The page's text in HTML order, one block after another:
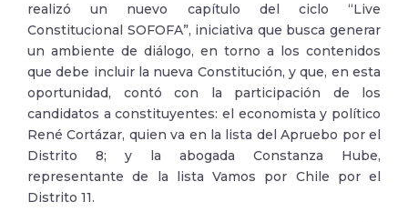
realizó un nuevo capítulo del ciclo “Live
Constitucional SOFOFA”, iniciativa que busca generar
un ambiente de diálogo, en torno a los contenidos
que debe incluir la nueva Constitución, y que, en esta
oportunidad, contó con la participación de los
candidatos a constituyentes: el economista y político
René Cortázar, quien va en la lista del Apruebo por el
Distrito 8; y la abogada Constanza Hube,
representante de la lista Vamos por Chile por el
Distrito 11.